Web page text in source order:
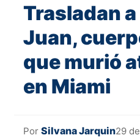
Trasladan a
Juan,
que murió
en Miami
Por Silvana Jarquin29